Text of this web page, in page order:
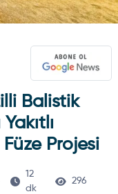
Balistik
Projesi
12
dk
296